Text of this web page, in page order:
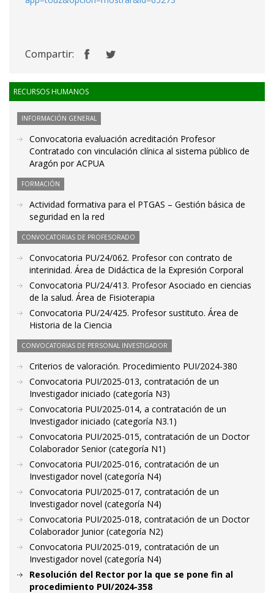
Compartir:
RECURSOS HUMANOS
INFORMACIÓN GENERAL
Convocatoria evaluación acreditación Profesor
Contratado con vinculación clínica al sistema público de
Aragón por ACPUA
FORMACIÓN
Actividad formativa para el PTGAS – Gestión básica de
seguridad en la red
CONVOCATORIAS DE PROFESORADO
Convocatoria PU/24/062. Profesor con contrato de
interinidad. Área de Didáctica de la Expresión Corporal
Convocatoria PU/24/413. Profesor Asociado en ciencias
de la salud. Área de Fisioterapia
Convocatoria PU/24/425. Profesor sustituto. Área de
Historia de la Ciencia
CONVOCATORIAS DE PERSONAL INVESTIGADOR
Criterios de valoración. Procedimiento PUI/2024-380
Convocatoria PUI/2025-013, contratación de un
Investigador iniciado (categoría N3)
Convocatoria PUI/2025-014, a contratación de un
Investigador iniciado (categoría N3.1)
Convocatoria PUI/2025-015, contratación de un Doctor
Colaborador Senior (categoría N1)
Convocatoria PUI/2025-016, contratación de un
Investigador novel (categoría N4)
Convocatoria PUI/2025-017, contratación de un
Investigador novel (categoría N4)
Convocatoria PUI/2025-018, contratación de un Doctor
Colaborador Junior (categoría N2)
Convocatoria PUI/2025-019, contratación de un
Investigador novel (categoría N4)
Resolución del Rector por la que se pone fin al
procedimiento PUI/2024-358